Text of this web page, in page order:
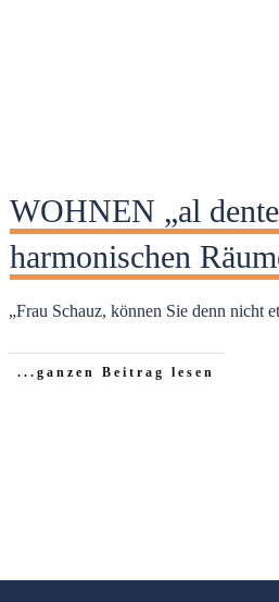
WOHNEN „al
harmonischen
„Frau Schauz, können Sie denn nicht
...ganzen Beitrag lesen